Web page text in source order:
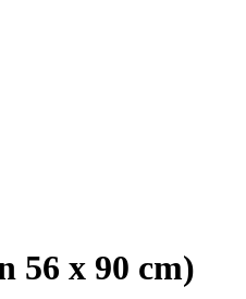
56 x 90 cm)